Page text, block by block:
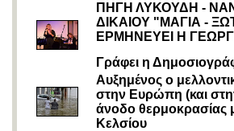
ΠΗΓΗ ΛΥΚΟΥΔΗ -
ΔΙΚΑΙΟΥ "ΜΑΓΙΑ -
ΕΡΜΗΝΕΥΕΙ Η
Γράφει η
Αυξημένος ο
στην Ευρώπη (και
άνοδο θερμοκρασίας
Κελσίου